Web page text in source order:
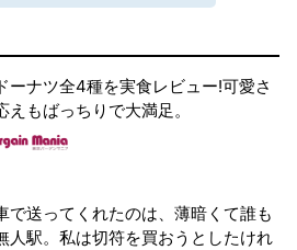
ーナツ全4種を実食レビュー!可愛さ
えもばっちりで大満足。
で送ってくれたのは、薄暗くて誰も
人駅。私は切符を買おうとしたけれ